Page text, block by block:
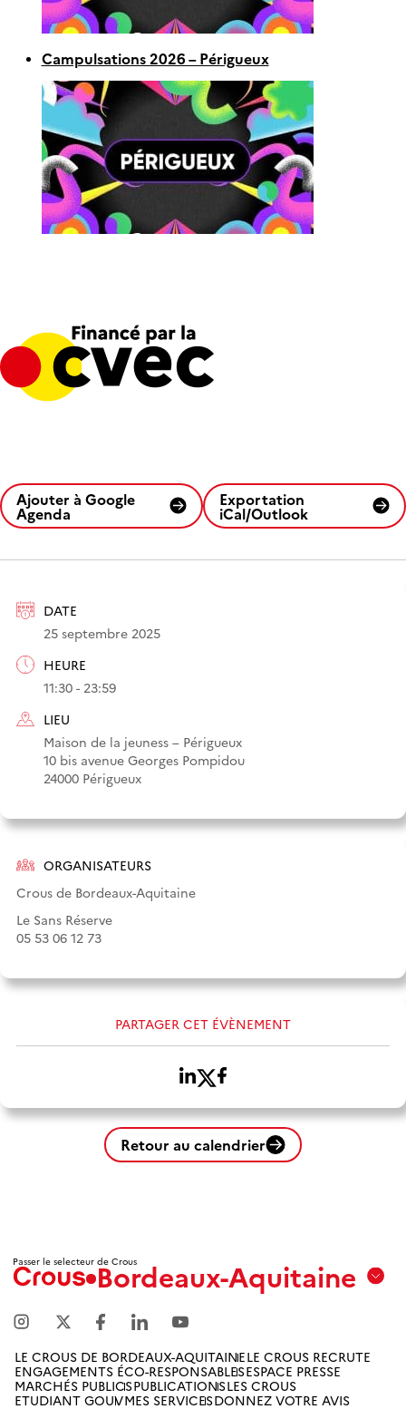
DATE
25 septembre 2025
HEURE
11:30 - 23:59
LIEU
Maison de la jeuness – Périgueux
10 bis avenue Georges Pompidou
24000 Périgueux
ORGANISATEURS
Crous de Bordeaux-Aquitaine
Le Sans Réserve
05 53 06 12 73
PARTAGER CET ÉVÈNEMENT
Campulsations 2026 – Périgueux
Ajouter à Google
Agenda
Exportation
iCal/Outlook
Retour au calendrier
Passer le selecteur de CrousBordeaux-Aquitaine
Marseille
Amiens
Picardie
LE CROUS DE BORDEAUX-AQUITAINELE CROUS RECRUTE
ENGAGEMENTS ÉCO-RESPONSABLESESPACE PRESSE
MARCHÉS PUBLICSPUBLICATIONSLES CROUS
ETUDIANT GOUVMES SERVICESDONNEZ VOTRE AVIS